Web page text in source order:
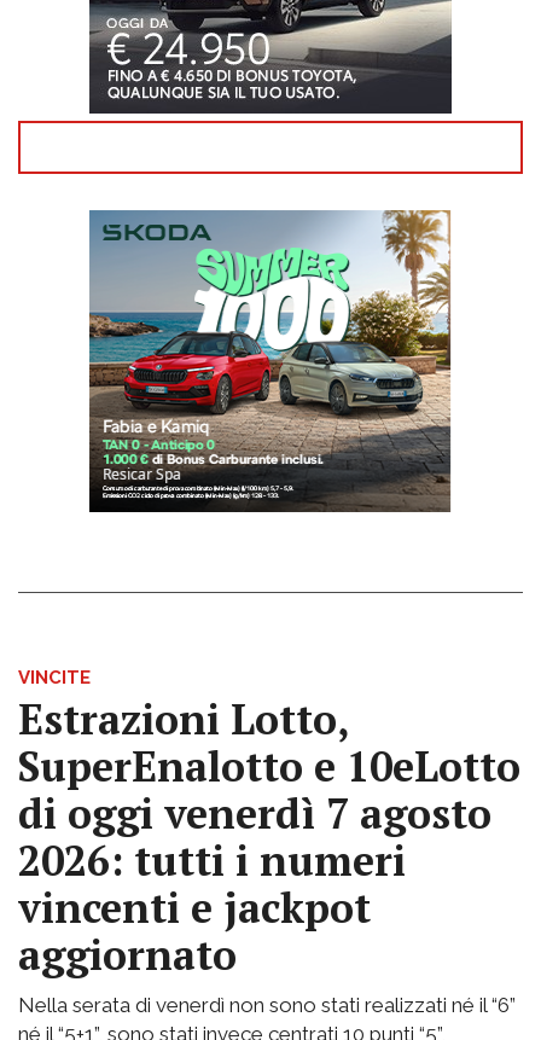
VINCITE
Estrazioni Lotto,
SuperEnalotto e 10eLotto
di oggi venerdì 7 agosto
2026: tutti i numeri
vincenti e jackpot
aggiornato
Nella serata di venerdì non sono stati realizzati né il “6”
né il “5+1”, sono stati invece centrati 10 punti “5”,